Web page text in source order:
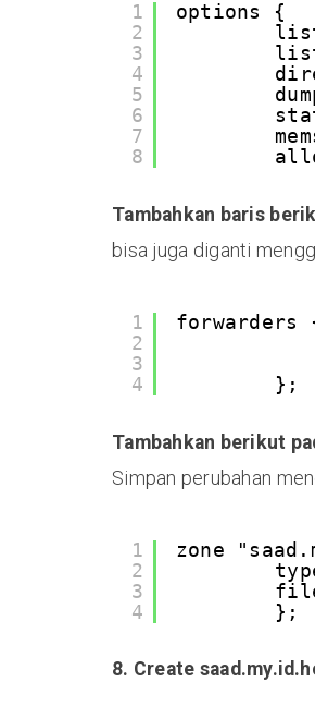
1
2
3
4
5
6
7
8
options {
Tambahkan baris
bisa juga diganti
1
2
3
4
forwarders
};
Tambahkan berikut
Simpan perubahan
1
2
3
4
zone
};
8. Create